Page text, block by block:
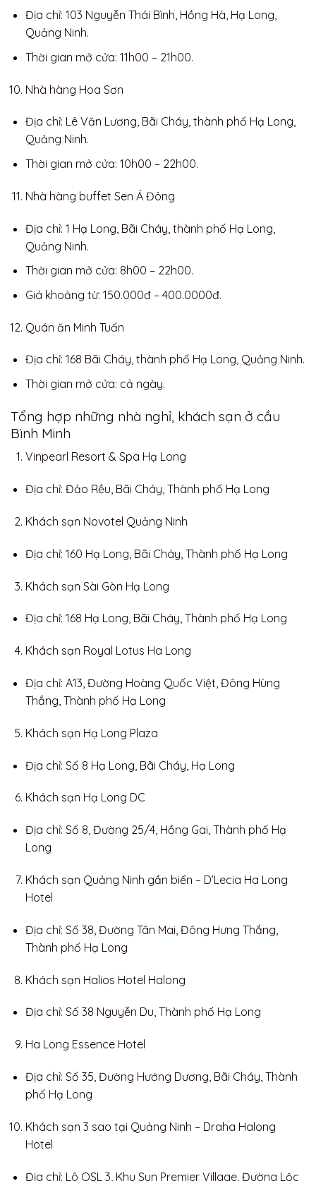
Địa chỉ: 103 Nguyễn Thái Bình, Hồng Hà, Hạ Long,
Quảng Ninh.
Thời gian mở cửa: 11h00 – 21h00.
Nhà hàng Hoa Sơn
Địa chỉ: Lê Văn Lương, Bãi Cháy, thành phố Hạ Long,
Quảng Ninh.
Thời gian mở cửa: 10h00 – 22h00.
Nhà hàng buffet Sen Á Đông
Địa chỉ: 1 Hạ Long, Bãi Cháy, thành phố Hạ Long,
Quảng Ninh.
Thời gian mở cửa: 8h00 – 22h00.
Giá khoảng từ: 150.000đ – 400.0000đ.
Quán ăn Minh Tuấn
Địa chỉ: 168 Bãi Cháy, thành phố Hạ Long, Quảng Ninh.
Thời gian mở cửa: cả ngày.
Tổng hợp những nhà nghỉ, khách sạn ở cầu
Bình Minh
Vinpearl Resort & Spa Hạ Long
Địa chỉ: Đảo Rều, Bãi Cháy, Thành phố Hạ Long
Khách sạn Novotel Quảng Ninh
Địa chỉ: 160 Hạ Long, Bãi Cháy, Thành phố Hạ Long
Khách sạn Sài Gòn Hạ Long
Địa chỉ: 168 Hạ Long, Bãi Cháy, Thành phố Hạ Long
Khách sạn Royal Lotus Ha Long
Địa chỉ: A13, Đường Hoàng Quốc Việt, Đông Hùng
Thắng, Thành phố Hạ Long
Khách sạn Hạ Long Plaza
Địa chỉ: Số 8 Hạ Long, Bãi Cháy, Hạ Long
Khách sạn Hạ Long DC
Địa chỉ: Số 8, Đường 25/4, Hồng Gai, Thành phố Hạ
Long
Khách sạn Quảng Ninh gần biển – D’Lecia Ha Long
Hotel
Địa chỉ: Số 38, Đường Tân Mai, Đông Hưng Thắng,
Thành phố Hạ Long
Khách sạn Halios Hotel Halong
Địa chỉ: Số 38 Nguyễn Du, Thành phố Hạ Long
Ha Long Essence Hotel
Địa chỉ: Số 35, Đường Hướng Dương, Bãi Cháy, Thành
phố Hạ Long
Khách sạn 3 sao tại Quảng Ninh – Draha Halong
Hotel
Địa chỉ: Lô OSL 3, Khu Sun Premier Village, Đường Lộc